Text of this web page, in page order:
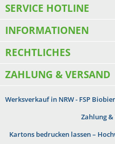
SERVICE HOTLINE
INFORMATIONEN
RECHTLICHES
ZAHLUNG & VERSAND
Werksverkauf in NRW - FSP
Zahlung &
Kartons bedrucken lassen –